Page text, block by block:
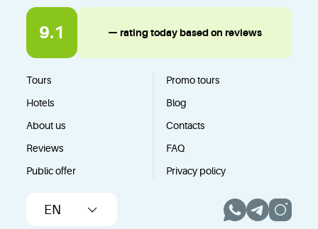
9.1 — rating today based on reviews
Tours
Promo tours
Hotels
Blog
About us
Contacts
Reviews
FAQ
Public offer
Privacy policy
EN